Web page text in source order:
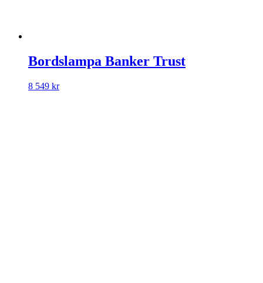
Bordslampa Banker Trust
8 549 kr